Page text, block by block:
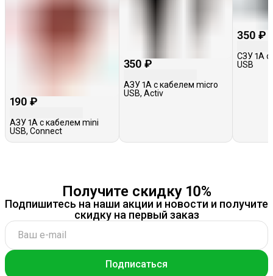
190 ₽
АЗУ 1A с кабелем mini
USB, Connect
350 ₽
АЗУ 1A с кабелем micro
USB, Activ
350 ₽
СЗУ 1A
USB
Получите скидку 10%
Подпишитесь на наши акции и новости и получите
скидку на первый заказ
Подписаться